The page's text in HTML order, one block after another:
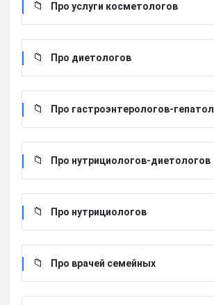
Про услуги косметологов
Про диетологов
Про гастроэнтерологов-
Про нутрициологов-диетологов
Про нутрициологов
Про врачей семейных